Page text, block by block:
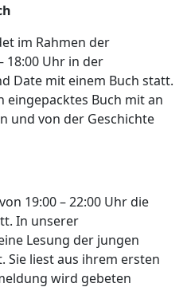
im Rahmen der
18:00 Uhr in der
Date mit einem Buch statt.
eingepacktes Buch mit an
und von der Geschichte
19:00 – 22:00 Uhr die
In unserer
Lesung der jungen
Sie liest aus ihrem ersten
wird gebeten